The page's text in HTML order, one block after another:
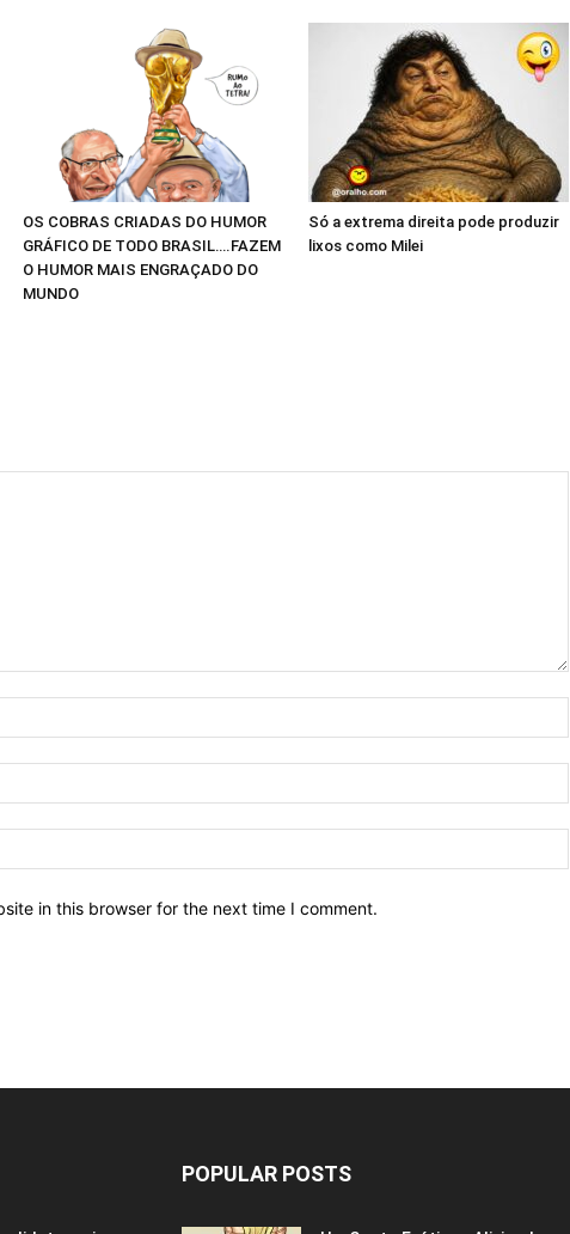
OS COBRAS CRIADAS DO HUMOR
GRÁFICO DE TODO BRASIL….FAZEM
O HUMOR MAIS ENGRAÇADO DO
MUNDO
Só a extrema direita pode produzir
lixos como Milei
in this browser for the next time I comment.
POPULAR POSTS